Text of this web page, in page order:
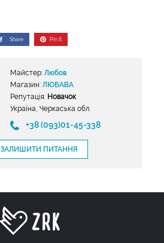
Share Pin it
Майстер: Любов
Магазин: ЛЮБАВА
Репутація: Новачок
Україна, Черкаська обл.
+38 (093)01-45-338
ЗАЛИШИТИ ПИТАННЯ